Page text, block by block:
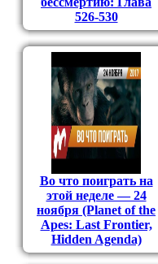
526-530
Во что поиграть на
этой неделе — 24
ноября (Planet of the
Apes: Last Frontier,
Hidden Agenda)